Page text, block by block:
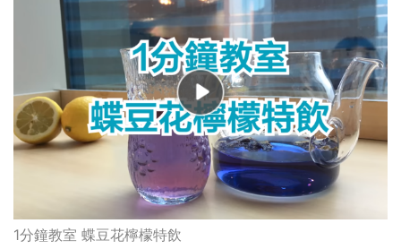
1分鐘教室 蝶豆花檸檬特飲